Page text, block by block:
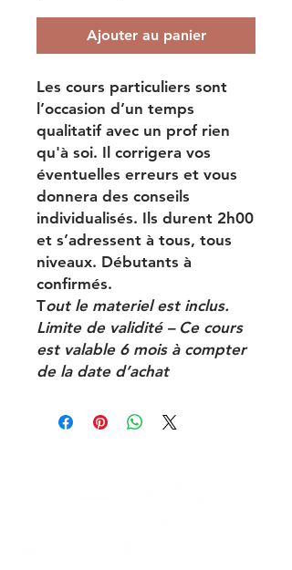
Ajouter au panier
Les cours particuliers sont
l’occasion d’un temps
qualitatif avec un prof rien
qu'à soi. Il corrigera vos
éventuelles erreurs et vous
donnera des conseils
individualisés. Ils durent 2h00
et s’adressent à tous, tous
niveaux. Débutants à
confirmés.
Tout le materiel est inclus.
Limite de validité – Ce cours
est valable 6 mois à compter
de la date d’achat